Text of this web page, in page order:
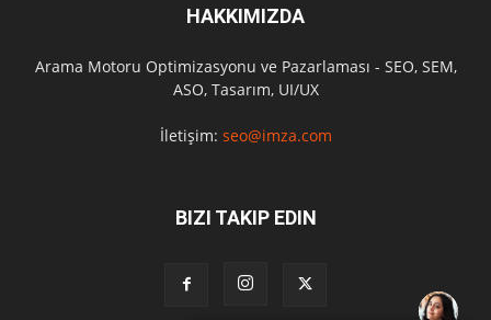
HAKKIMIZDA
Arama Motoru Optimizasyonu ve Pazarlaması - SEO, SEM,
ASO, Tasarım, UI/UX
İletişim: seo@imza.com
BIZI TAKIP EDIN